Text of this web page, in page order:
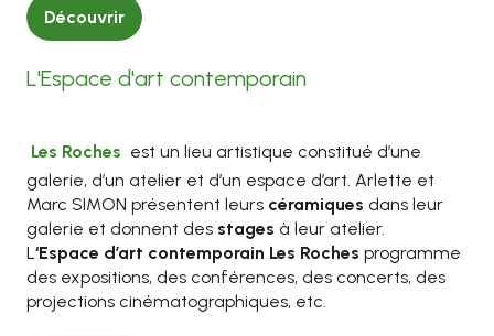
Découvrir
L'Espace d'art contemporain
Les Roches est un lieu artistique constitué d’une
galerie, d’un atelier et d’un espace d’art. Arlette et
Marc SIMON présentent leurs céramiques dans leur
galerie et donnent des stages à leur atelier.
L‘Espace d’art contemporain Les Roches programme
des expositions, des conférences, des concerts, des
projections cinématographiques, etc.